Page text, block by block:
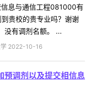
息与通信工程081000有
贵校的贵专业吗？谢谢
没有调剂名额。 ...
学 2022-10-16
预调剂以及提交相信息